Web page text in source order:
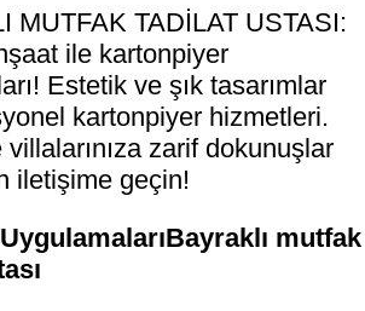
MUTFAK TADİLAT USTASI:
ile kartonpiyer
Estetik ve şık tasarımlar
kartonpiyer hizmetleri.
zarif dokunuşlar
iletişime geçin!
UygulamalarıBayraklı mutfak